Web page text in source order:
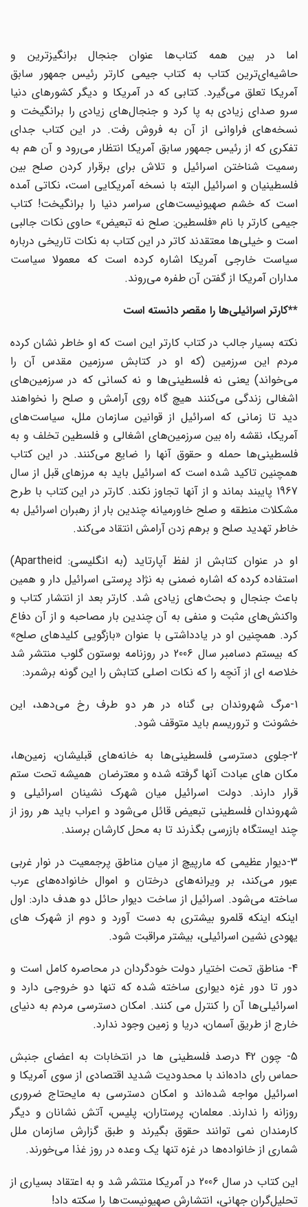
اما در بین همه کتاب‌ها عنوان جنجال برانگیزترین و
حاشیه‌ای‌ترین کتاب به کتاب جیمی کارتر رئیس جمهور سابق
آمریکا تعلق می‌گیرد. کتابی که در آمریکا و دیگر کشورهای دنیا
سرو صدای زیادی به پا کرد و جنجال‌های زیادی را برانگیخت و
نسخه‌های فراوانی از آن به فروش رفت. در این کتاب جدای
تفکری که از رئیس جمهور سابق آمریکا انتظار می‌رود و آن هم به
رسمیت شناختن اسرائیل و تلاش برای برقرار کردن صلح بین
فلسطینیان و اسرائیل البته با نسخه آمریکایی است،‌ نکاتی آمده
است که خشم صهیونیست‌های سراسر دنیا را برانگیخت! کتاب
جیمی کارتر با نام «فلسطین: صلح نه تبعیض» حاوی نکات جالبی
است و خیلی‌ها معتقدند کاتر در این کتاب به نکات تاریخی درباره
سیاست خارجی آمریکا اشاره کرده است که معمولا سیاست
مداران آمریکا از گفتن آن طفره می‌روند.
**کارتر اسرائیلی‌ها را مقصر دانسته است
نکته بسیار جالب در کتاب کارتر این است که او خاطر نشان کرده
مردم این سرزمین (که او در کتابش سرزمین مقدس آن را
می‌خواند) یعنی نه فلسطینی‌ها و نه کسانی که در سرزمین‌های
اشغالی زندگی می‌کنند هیچ گاه روی آرامش و صلح را نخواهند
دید تا زمانی که اسرائیل از قوانین سازمان ملل، سیاست‌های
آمریکا، نقشه راه بین سرزمین‌های اشغالی و فلسطین تخلف و به
فلسطینی‌ها حمله و حقوق آنها را ضایع می‌کنند. در این کتاب
همچنین تاکید شده است که اسرائیل باید به مرزهای قبل از سال
1967 پایبند بماند و از آنها تجاوز نکند. کارتر در این کتاب با طرح
مشکلات منطقه و صلح خاورمیانه چندین بار از رهبران اسرائیل به
خاطر تهدید صلح و برهم زدن آرامش انتقاد می‌کند.
او در عنوان کتابش از لفظ آپارتاید (به انگلیسی: Apartheid)
استفاده کرده که اشاره ضمنی به نژاد پرستی اسرائیل دار و همین
باعث جنجال و بحث‌های زیادی شد. کارتر بعد از انتشار کتاب و
واکنش‌های مثبت و منفی به آن چندین بار مصاحبه و از آن دفاع
کرد. همچنین او در یادداشتی با عنوان «بازگویی کلیدهای صلح»
که بیستم دسامبر سال 2006 در روزنامه بوستون گلوب منتشر شد
خلاصه ای از آنچه را که نکات اصلی کتابش را این گونه برشمرد:
1-مرگ شهروندان بی گناه در هر دو طرف رخ می‌دهد، این
خشونت و تروریسم باید متوقف شود.
2-جلوی دسترسی فلسطینی‌ها به خانه‌های قبلیشان، زمین‌ها،
مکان های عبادت آنها گرفته شده و معترضان همیشه تحت ستم
قرار دارند. دولت اسرائیل میان شهرک نشینان اسرائیلی و
شهروندان فلسطینی تبعیض قائل می‌شود و اعراب باید هر روز از
چند ایستگاه بازرسی بگذرند تا به محل کارشان برسند.
3-دیوار عظیمی که مارپیچ از میان مناطق پرجمعیت در نوار غربی
عبور می‌کند، بر ویرانه‌های درختان و اموال خانواده‌های عرب
ساخته می‌شود. اسرائیل از ساخت دیوار حائل دو هدف دارد: اول
اینکه اینکه قلمرو بیشتری به دست آورد و دوم از شهرک های
یهودی نشین اسرائیلی، بیشتر مراقبت شود.
4- مناطق تحت اختیار دولت خودگردان در محاصره کامل است و
دور تا دور غزه دیواری ساخته شده که تنها دو خروجی دارد و
اسرائیلی‌ها آن را کنترل می کنند. امکان دسترسی مردم به دنیای
خارج از طریق آسمان، دریا و زمین وجود ندارد.
5- چون 42 درصد فلسطینی ها در انتخابات به اعضای جنبش
حماس رای داده‌اند با محدودیت شدید اقتصادی از سوی آمریکا و
اسرائیل مواجه شده‌اند و امکان دسترسی به مایحتاج ضروری
روزانه را ندارند. معلمان، پرستاران، پلیس، آتش نشانان و دیگر
کارمندان نمی توانند حقوق بگیرند و طبق گزارش سازمان ملل
شماری از خانواده‌ها در غزه تنها یک وعده در روز غذا می‌خورند.
این کتاب در سال 2006 در آمریکا منتشر شد و به اعتقاد بسیاری از
تحلیل‌گران جهانی،‌ انتشارش صهیونیست‌ها را سکته داد!